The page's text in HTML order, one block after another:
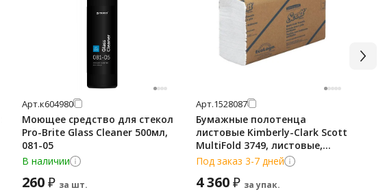
Арт.к604980
Моющее средство для стекол
Pro-Brite Glass Cleaner 500мл,
081-05
В наличии
260₽ за шт.
Арт.1528087
Бумажные полотенца
листовые Kimberly-Clark Scott
MultiFold 3749, листовые,
250шт, 1 слой, белые
Под заказ 3-7 дней
4 360₽ за упак.